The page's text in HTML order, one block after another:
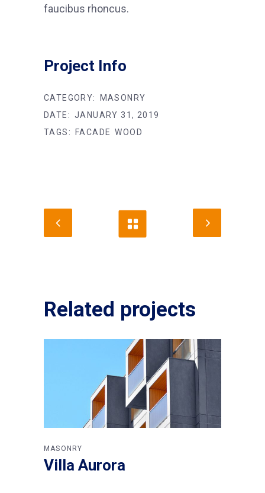
faucibus rhoncus.
Project Info
CATEGORY:
MASONRY
DATE: JANUARY 31, 2019
TAGS:
FACADE WOOD
Related projects
MASONRY
Villa Aurora